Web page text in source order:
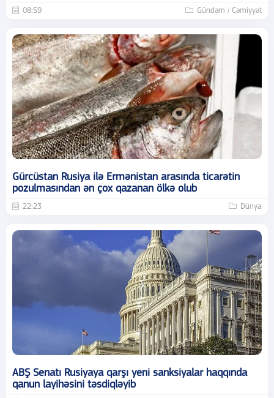
08:59 Gündəm / Cəmiyyət
Gürcüstan Rusiya ilə Ermənistan arasında ticarətin
pozulmasından ən çox qazanan ölkə olub
22:23 Dünya
ABŞ Senatı Rusiyaya qarşı yeni sanksiyalar haqqında
qanun layihəsini təsdiqləyib